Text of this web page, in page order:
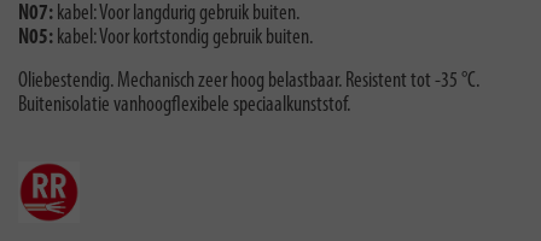
N07: kabel: Voor langdurig gebruik buiten.
N05: kabel: Voor kortstondig gebruik buiten.
Oliebestendig. Mechanisch zeer hoog belastbaar. Resistent tot -35 °C.
Buitenisolatie vanhoogﬂexibele speciaalkunststof.